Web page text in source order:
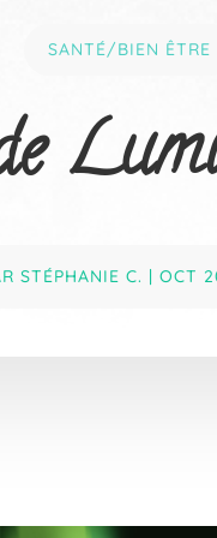
SANTÉ/BIEN ÊTRE
STÉPHANIE C. | OCT